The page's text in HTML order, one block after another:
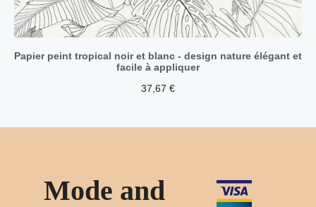
Papier peint tropical noir et blanc - design nature élégant et
facile à appliquer
37,67 €
Mode and